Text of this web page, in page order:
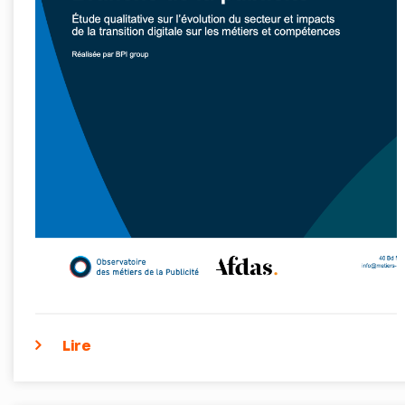
accompagner les managers dans la conduite
du changement et la transformation des
métiers
Lire